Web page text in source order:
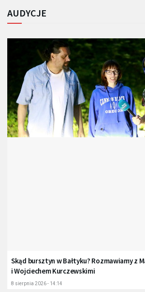
AUDYCJE
Skąd bursztyn w Bałtyku? Rozmawiamy z
i Wojciechem Kurczewskimi
8 sierpnia 2026 - 14:14